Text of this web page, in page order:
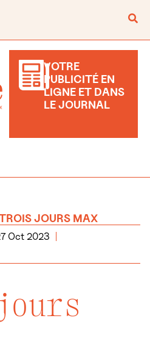
VOTRE
PUBLICITÉ EN
LIGNE ET DANS
LE JOURNAL
JOURS MAX
Oct 2023